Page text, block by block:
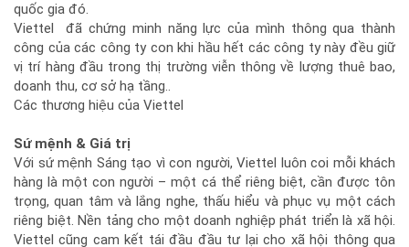
quốc gia đó.
Viettel đã chứng minh năng lực của mình thông qua thành
công của các công ty con khi hầu hết các công ty này đều giữ
vị trí hàng đầu trong thị trường viễn thông về lượng thuê bao,
doanh thu, cơ sở hạ tầng..
Các thương hiệu của Viettel
Sứ mệnh & Giá trị
Với sứ mệnh Sáng tạo vì con người, Viettel luôn coi mỗi khách
hàng là một con người – một cá thể riêng biệt, cần được tôn
trọng, quan tâm và lắng nghe, thấu hiểu và phục vụ một cách
riêng biệt. Nền tảng cho một doanh nghiệp phát triển là xã hội.
Viettel cũng cam kết tái đầu đầu tư lại cho xã hội thông qua